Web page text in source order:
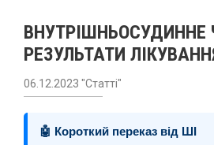
ВНУТРІШНЬОСУДИННЕ
РЕЗУЛЬТАТИ
06.12.2023 "Статті"
🤖 Короткий переказ від ШІ